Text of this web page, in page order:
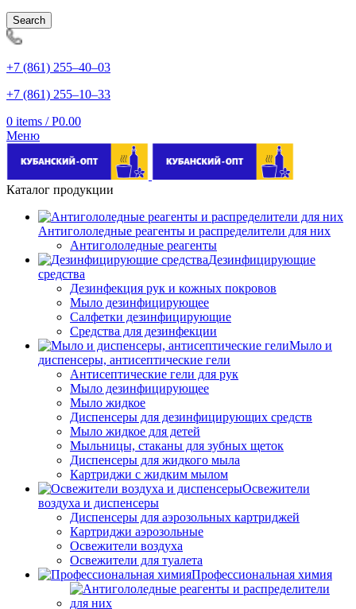
Search
+7 (861) 255‒40‒03
+7 (861) 255‒10‒33
0 items / Р0.00
Меню
Каталог продукции
Антигололедные реагенты и распределители для них
Антигололедные реагенты
Дезинфицирующие
средства
Дезинфекция рук и кожных покровов
Мыло дезинфицирующее
Салфетки дезинфицирующие
Средства для дезинфекции
Мыло и
диспенсеры, антисептические гели
Антисептические гели для рук
Мыло дезинфицирующее
Мыло жидкое
Диспенсеры для дезинфицирующих средств
Мыло жидкое для детей
Мыльницы, стаканы для зубных щеток
Диспенсеры для жидкого мыла
Картриджи с жидким мылом
Освежители
воздуха и диспенсеры
Диспенсеры для аэрозольных картриджей
Картриджи аэрозольные
Освежители воздуха
Освежители для туалета
Профессиональная химия